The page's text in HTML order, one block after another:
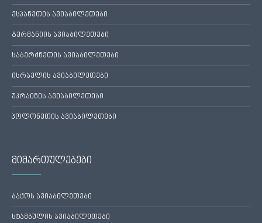
ესპანეთის ავიაბილეთები
გერმანიის ავიაბილეთები
საბერძნეთის ავიაბილეთები
ისრაელის ავიაბილეთები
უკრაინის ავიაბილეთები
პოლონეთის ავიაბილეთები
მიმართულებები
ბაქოს ავიაბილეთები
სტამბულის ავიაბილეთები